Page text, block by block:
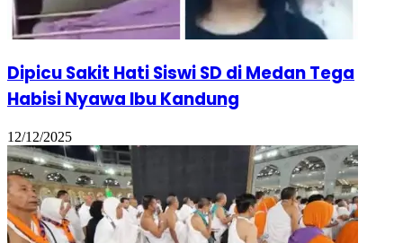
Dipicu Sakit Hati Siswi SD di Medan Tega
Habisi Nyawa Ibu Kandung
12/12/2025